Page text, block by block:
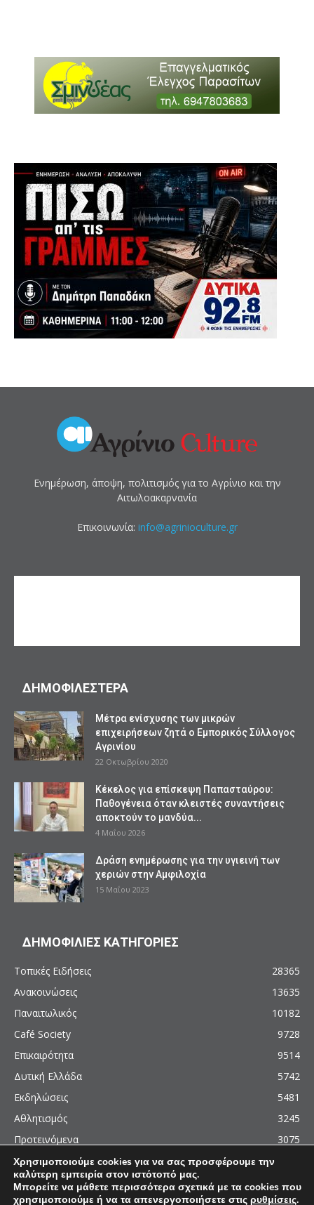
Ενημέρωση, άποψη, πολιτισμός για το Αγρίνιο και την
Αιτωλοακαρνανία
Επικοινωνία: info@agrinioculture.gr
ΔΗΜΟΦΙΛΕΣΤΕΡΑ
Mέτρα ενίσχυσης των μικρών
επιχειρήσεων ζητά ο Εμπορικός Σύλλογος
Αγρινίου
22 Οκτωβρίου 2020
Κέκελος για επίσκεψη Παπασταύρου:
Παθογένεια όταν κλειστές συναντήσεις
αποκτούν το μανδύα...
4 Μαΐου 2026
Δράση ενημέρωσης για την υγιεινή των
χεριών στην Αμφιλοχία
15 Μαΐου 2023
ΔΗΜΟΦΙΛΙΕΣ ΚΑΤΗΓΟΡΙΕΣ
Τοπικές Ειδήσεις
28365
Ανακοινώσεις
13635
Παναιτωλικός
10182
Café Society
9728
Επικαιρότητα
9514
Δυτική Ελλάδα
5742
Εκδηλώσεις
5481
Αθλητισμός
3245
Προτεινόμενα
3075
© 2011 - 2026 - AgrinioCulture.gr
Χρησιμοποιούμε cookies για να σας προσφέρουμε την
καλύτερη εμπειρία στον ιστότοπό μας.
Μπορείτε να μάθετε περισσότερα σχετικά με τα cookies που
χρησιμοποιούμε ή να τα απενεργοποιήσετε στις ρυθμίσεις.